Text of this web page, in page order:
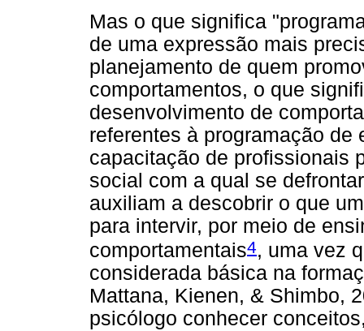
Mas o que significa
de uma expressão mais
planejamento de quem
comportamentos, o que
desenvolvimento de
referentes à programação
capacitação de profissionais
social com a qual se
auxiliam a descobrir o que
para intervir, por meio de
comportamentais4, uma vez
considerada básica na
Mattana, Kienen, & Shimbo,
psicólogo conhecer